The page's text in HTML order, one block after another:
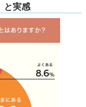
と実感